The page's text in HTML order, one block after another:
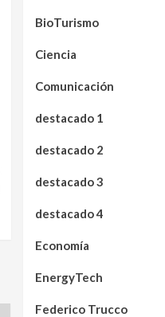
BioTurismo
Ciencia
Comunicación
destacado 1
destacado 2
destacado 3
destacado 4
Economía
EnergyTech
Federico Trucco